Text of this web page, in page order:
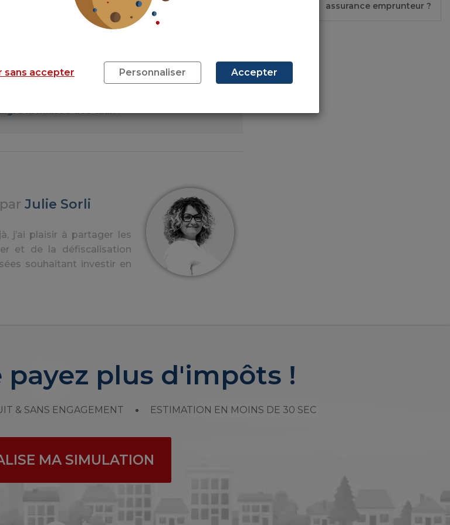
d’intérêts : nouvelle baisse en juin
d’intérêts : fortes disparités entre les
immobilier : les banques bientôt obligées
faciliter les emprunts ?
la hausse des taux ?
Julie Sorli
j’ai plaisir à partager les
et de la défiscalisation
souhaitant investir en
assurance emprunteur ?
payez plus d'impôts !
& SANS ENGAGEMENT ESTIMATION EN MOINS DE 30 SEC
MA SIMULATION
sans accepter Personnaliser Accepter